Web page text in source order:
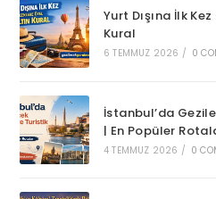
Yurt Dışına İlk
Kural
6 TEMMUZ 2026 / 0
İstanbul’da
| En Popüler
4 TEMMUZ 2026 / 0